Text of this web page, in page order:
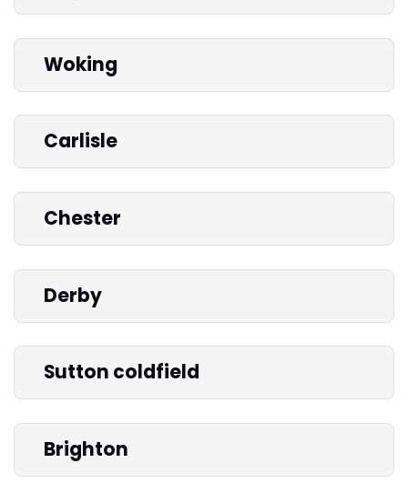
Woking
Carlisle
Chester
Derby
Sutton coldfield
Brighton